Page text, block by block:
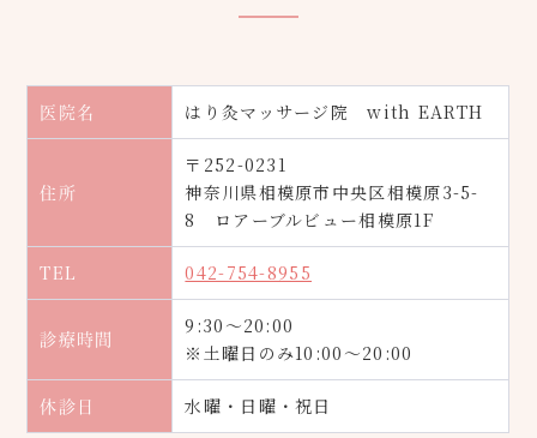
医院名 はり灸マッサージ院 with EARTH
住所
〒252-0231
神奈川県相模原市中央区相模原3-5-
8 ロアーブルビュー相模原1F
TEL 042-754-8955
診療時間
9:30～20:00
※土曜日のみ10:00～20:00
休診日 水曜・日曜・祝日